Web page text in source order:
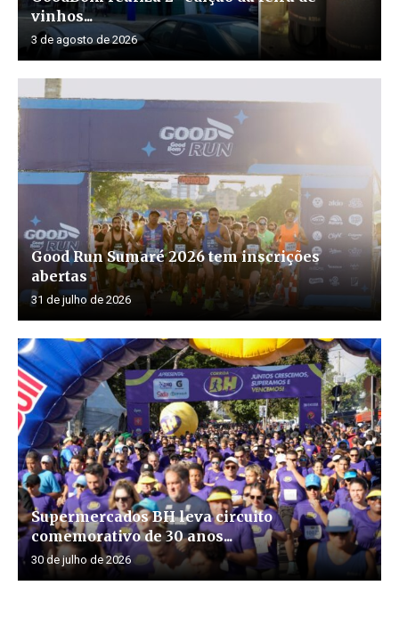
vinhos...
3 de agosto de 2026
Good Run Sumaré 2026 tem inscrições
abertas
31 de julho de 2026
Supermercados BH leva circuito
comemorativo de 30 anos...
30 de julho de 2026